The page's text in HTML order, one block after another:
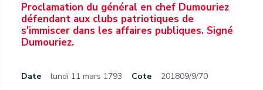
Proclamation du général en chef Dumouriez
défendant aux clubs patriotiques de
s'immiscer dans les affaires publiques. Signé
Dumouriez.
Date lundi 11 mars 1793 Cote 201809/9/70